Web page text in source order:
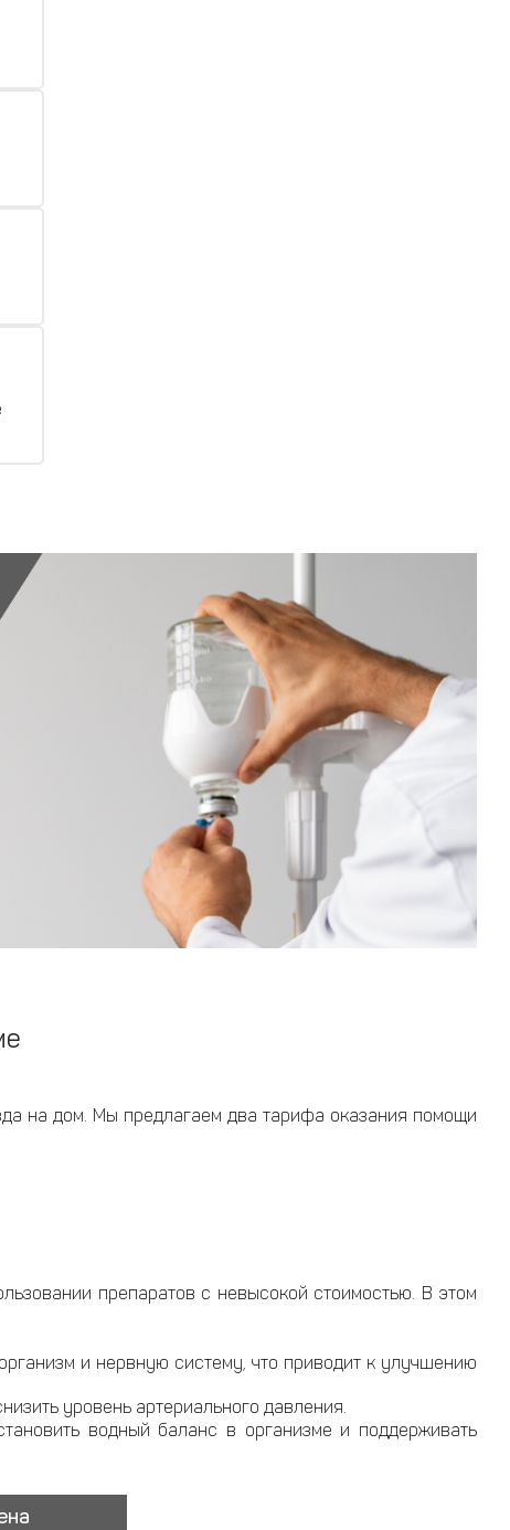
на дом. Мы предлагаем два тарифа оказания помощи
препаратов с невысокой стоимостью. В этом
и нервную систему, что приводит к улучшению
уровень артериального давления.
водный баланс в организме и поддерживать